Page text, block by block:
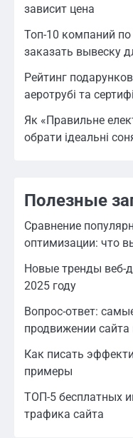
зависит цена
Топ-10 компаний
заказать вывеску
Рейтинг
аеротрубі та
Як «Правильне
обрати ідеальні
Полезные
Сравнение
оптимизации: что
Новые тренды веб-
2025 году
Вопрос-ответ:
продвижении сайта
Как писать
примеры
ТОП-5 бесплатных
трафика сайта